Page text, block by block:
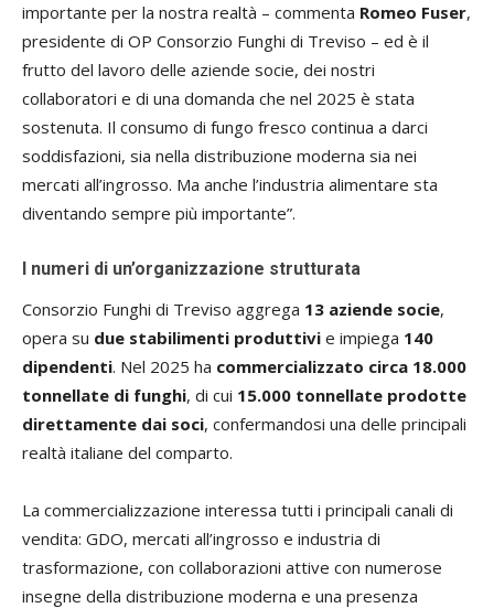
importante per la nostra realtà – commenta Romeo Fuser,
presidente di OP Consorzio Funghi di Treviso – ed è il
frutto del lavoro delle aziende socie, dei nostri
collaboratori e di una domanda che nel 2025 è stata
sostenuta. Il consumo di fungo fresco continua a darci
soddisfazioni, sia nella distribuzione moderna sia nei
mercati all’ingrosso. Ma anche l’industria alimentare sta
diventando sempre più importante”.
I numeri di un’organizzazione strutturata
Consorzio Funghi di Treviso aggrega 13 aziende socie,
opera su due stabilimenti produttivi e impiega 140
dipendenti. Nel 2025 ha commercializzato circa 18.000
tonnellate di funghi, di cui 15.000 tonnellate prodotte
direttamente dai soci, confermandosi una delle principali
realtà italiane del comparto.
La commercializzazione interessa tutti i principali canali di
vendita: GDO, mercati all’ingrosso e industria di
trasformazione, con collaborazioni attive con numerose
insegne della distribuzione moderna e una presenza